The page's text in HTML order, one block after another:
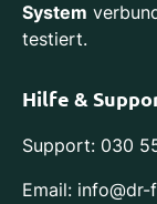
System
testiert.
Hilfe &
Support: 030
Email: info@dr-